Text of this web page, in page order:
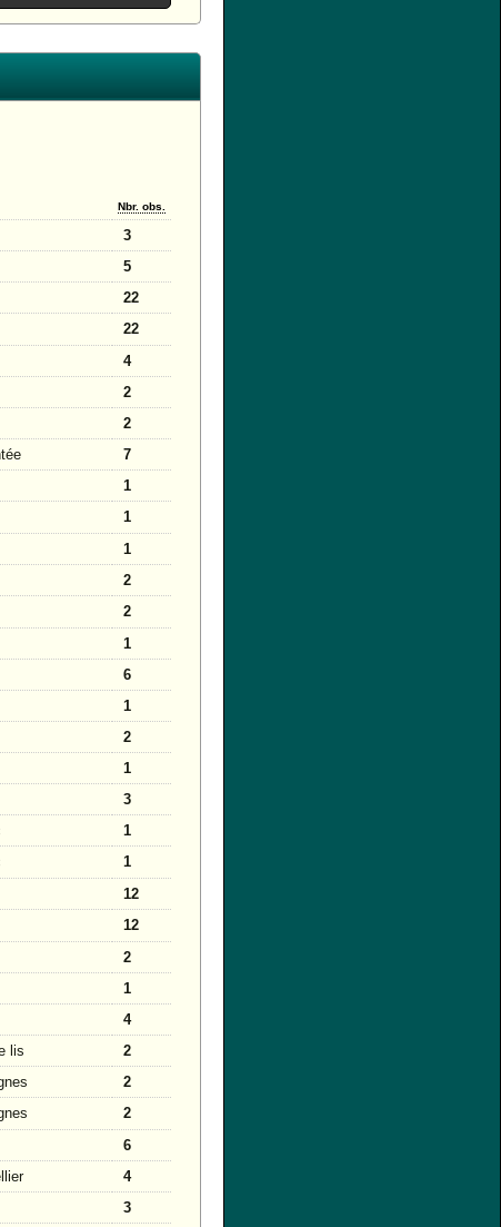
Nbr. obs.
3
5
22
22
4
2
2
7
1
1
1
2
2
1
6
1
2
1
3
1
1
12
12
2
1
4
lis
2
2
2
6
4
3